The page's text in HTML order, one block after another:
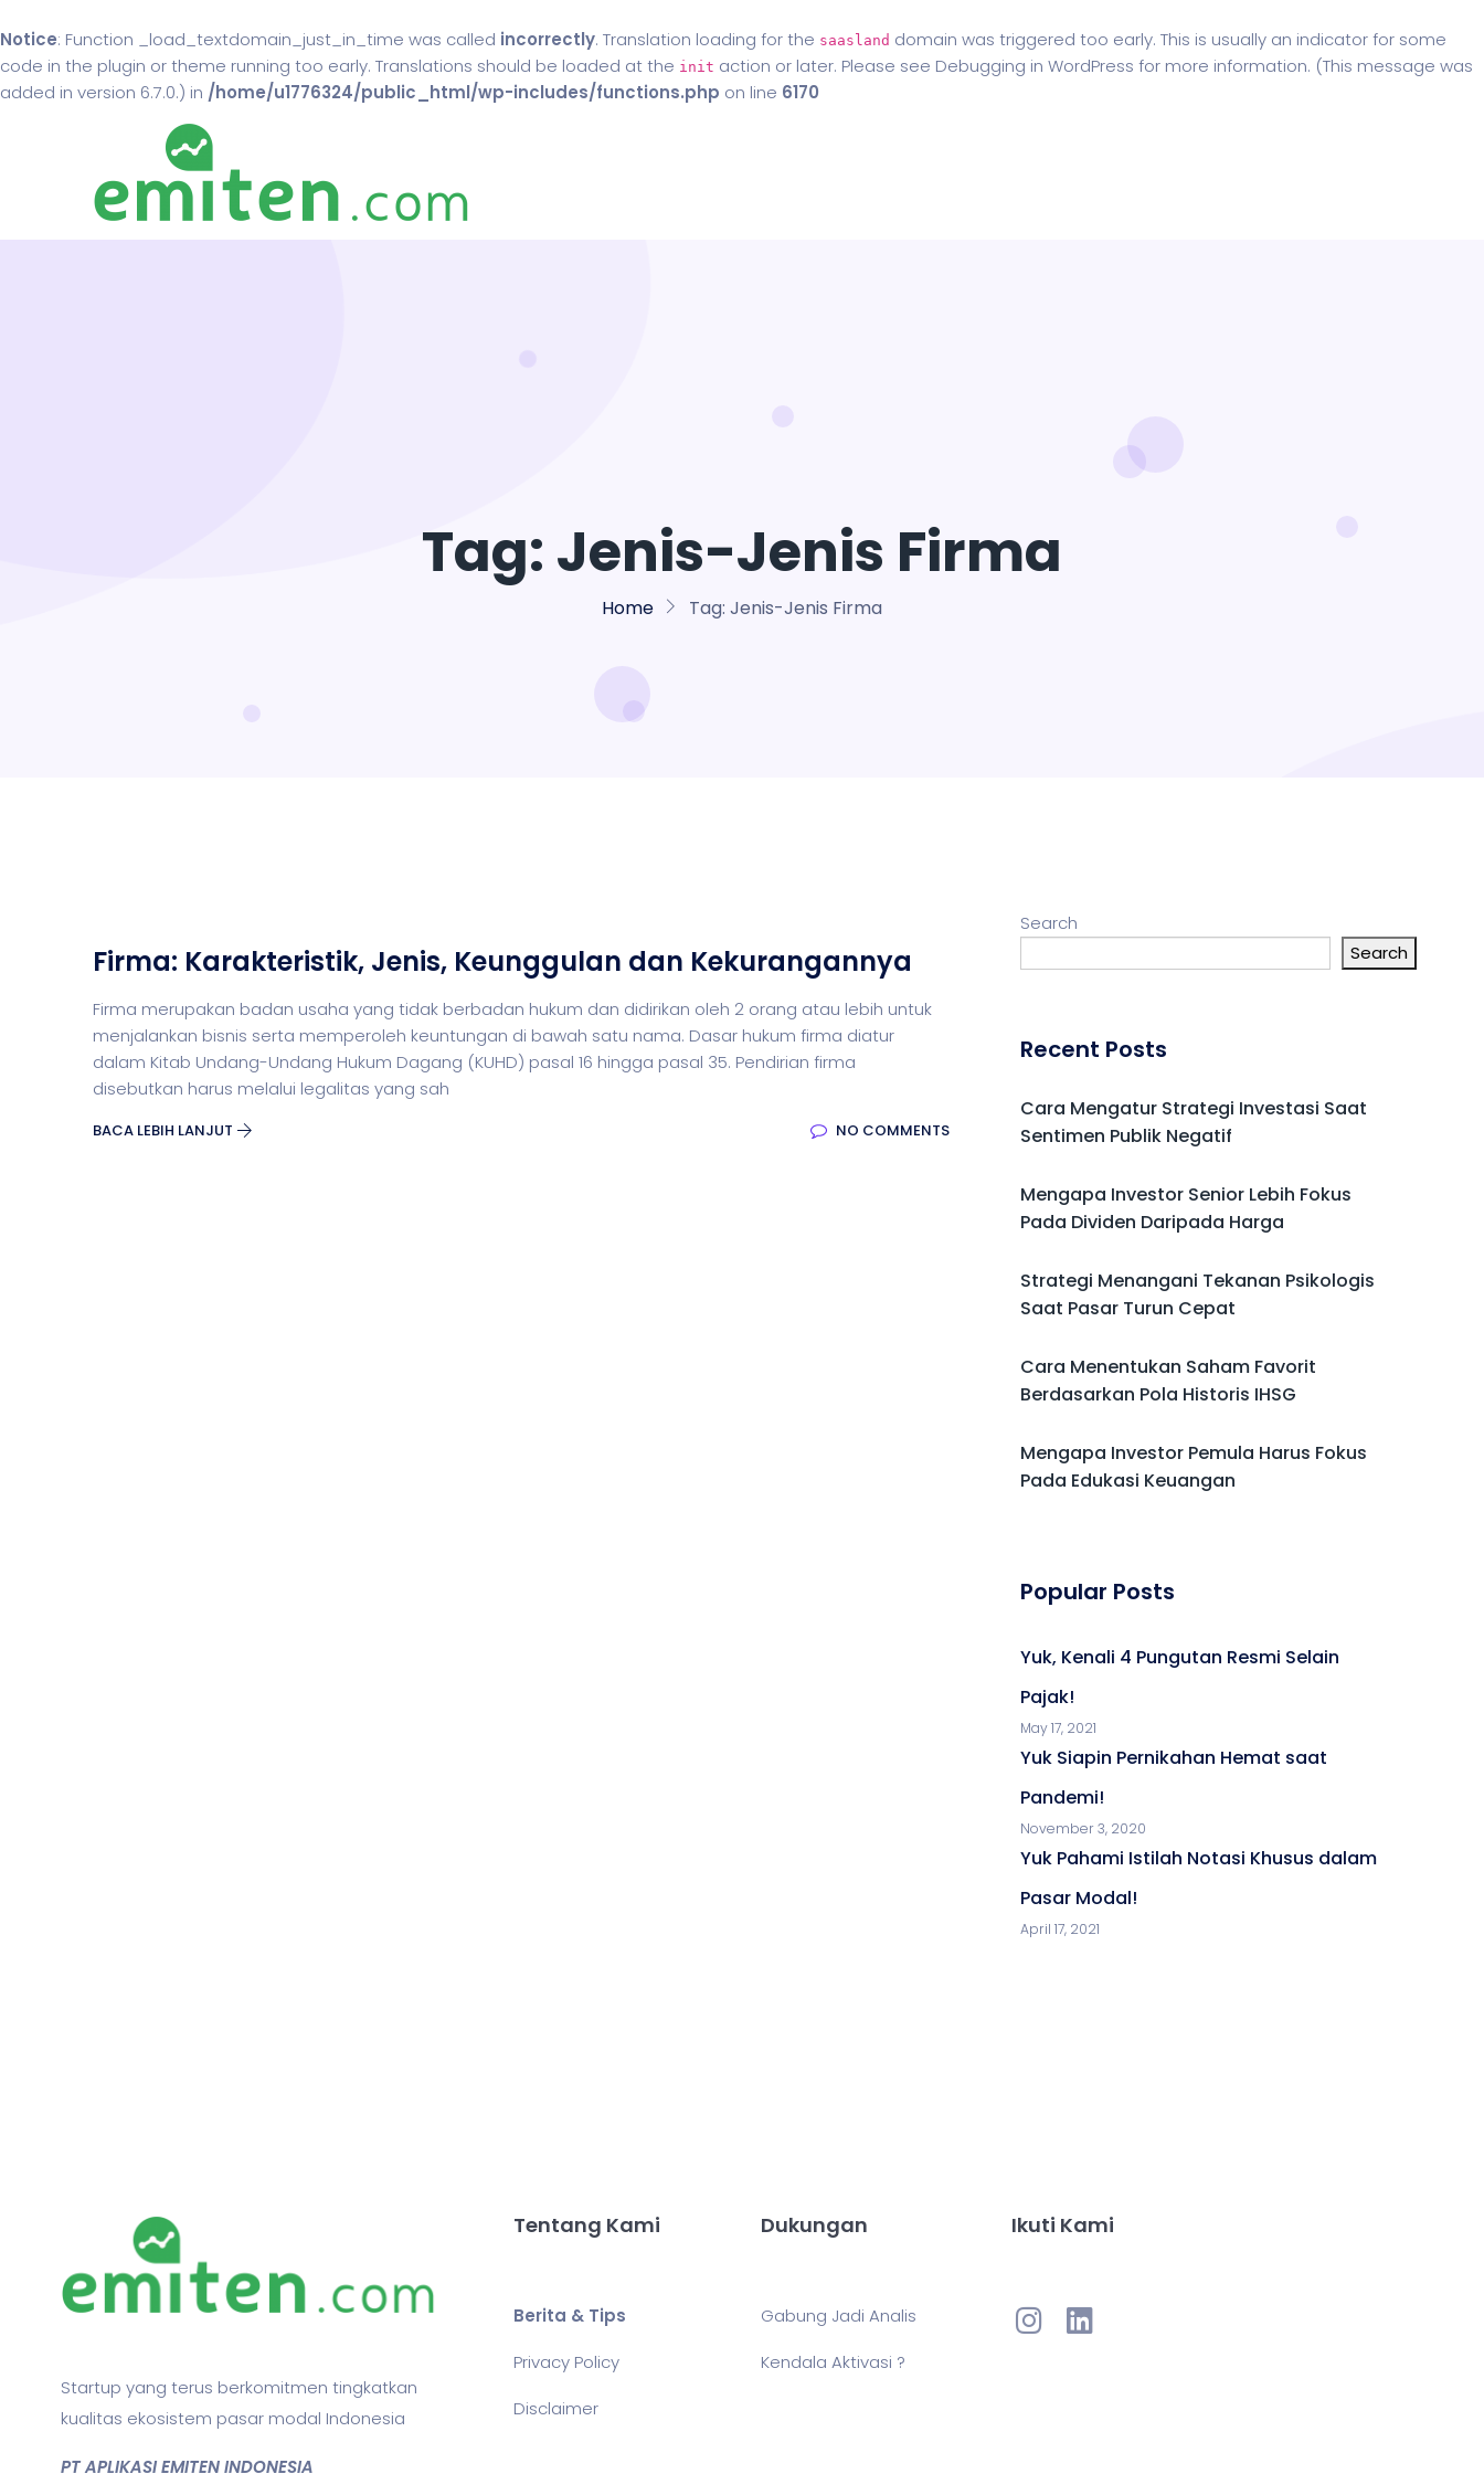
Notice: Function _load_textdomain_just_in_time was called incorrectly. Translation loading for the saasland domain was triggered too early. This is usually an indicator for some
code in the plugin or theme running too early. Translations should be loaded at the init action or later. Please see Debugging in WordPress for more information. (This message was
added in version 6.7.0.) in /home/u1776324/public_html/wp-includes/functions.php on line 6170
Tag: Jenis-Jenis Firma
Home Tag: Jenis-Jenis Firma
Firma: Karakteristik, Jenis, Keunggulan dan Kekurangannya
Firma merupakan badan usaha yang tidak berbadan hukum dan didirikan oleh 2 orang atau lebih untuk
menjalankan bisnis serta memperoleh keuntungan di bawah satu nama. Dasar hukum firma diatur
dalam Kitab Undang-Undang Hukum Dagang (KUHD) pasal 16 hingga pasal 35. Pendirian firma
disebutkan harus melalui legalitas yang sah
BACA LEBIH LANJUT NO COMMENTS
Search
Search
Recent Posts
Cara Mengatur Strategi Investasi Saat
Sentimen Publik Negatif
Mengapa Investor Senior Lebih Fokus
Pada Dividen Daripada Harga
Strategi Menangani Tekanan Psikologis
Saat Pasar Turun Cepat
Cara Menentukan Saham Favorit
Berdasarkan Pola Historis IHSG
Mengapa Investor Pemula Harus Fokus
Pada Edukasi Keuangan
Popular Posts
Yuk, Kenali 4 Pungutan Resmi Selain
Pajak!
May 17, 2021
Yuk Siapin Pernikahan Hemat saat
Pandemi!
November 3, 2020
Yuk Pahami Istilah Notasi Khusus dalam
Pasar Modal!
April 17, 2021
Startup yang terus berkomitmen tingkatkan
kualitas ekosistem pasar modal Indonesia
PT APLIKASI EMITEN INDONESIA
Tentang Kami
Berita & Tips
Privacy Policy
Disclaimer
Dukungan
Gabung Jadi Analis
Kendala Aktivasi ?
Ikuti Kami